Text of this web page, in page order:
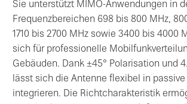
Sie unterstützt MIMO-Anwendungen in
Frequenzbereichen 698 bis 800 MHz,
1710 bis 2700 MHz sowie 3400 bis 4000
sich für professionelle
Gebäuden. Dank ±45° Polarisation und
lässt sich die Antenne flexibel in passive
integrieren. Die Richtcharakteristik